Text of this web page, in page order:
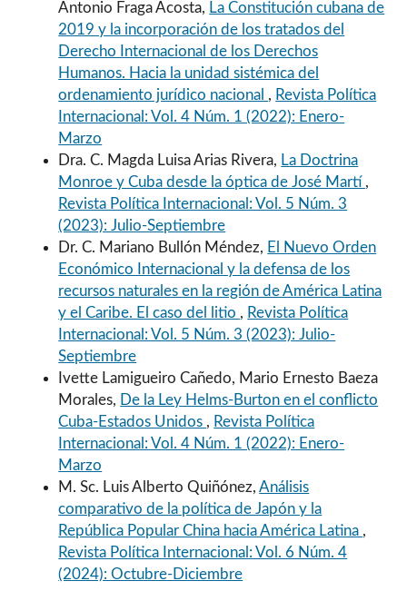
Antonio Fraga Acosta, La Constitución cubana de
2019 y la incorporación de los tratados del
Derecho Internacional de los Derechos
Humanos. Hacia la unidad sistémica del
ordenamiento jurídico nacional , Revista Política
Internacional: Vol. 4 Núm. 1 (2022): Enero-
Marzo
Dra. C. Magda Luisa Arias Rivera, La Doctrina
Monroe y Cuba desde la óptica de José Martí ,
Revista Política Internacional: Vol. 5 Núm. 3
(2023): Julio-Septiembre
Dr. C. Mariano Bullón Méndez, El Nuevo Orden
Económico Internacional y la defensa de los
recursos naturales en la región de América Latina
y el Caribe. El caso del litio , Revista Política
Internacional: Vol. 5 Núm. 3 (2023): Julio-
Septiembre
Ivette Lamigueiro Cañedo, Mario Ernesto Baeza
Morales, De la Ley Helms-Burton en el conflicto
Cuba-Estados Unidos , Revista Política
Internacional: Vol. 4 Núm. 1 (2022): Enero-
Marzo
M. Sc. Luis Alberto Quiñónez,Análisis
comparativo de la política de Japón y la
República Popular China hacia América Latina ,
Revista Política Internacional: Vol. 6 Núm. 4
(2024): Octubre-Diciembre